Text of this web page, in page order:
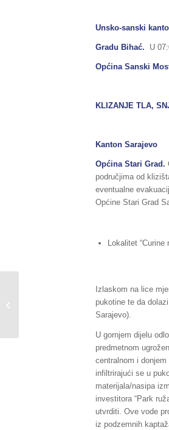
Unsko-sanski
Gradu Bihać. U
Općina Sanski
KLIZANJE TLA,
Kanton Sarajevo
Općina Stari Grad.
područjima od
eventualne
Općine Stari Grad
Lokalitet
Izlaskom na lice
pukotine te da
Sarajevo).
U gornjem dijelu
predmetnom
centralnom i
infiltrirajući se u
materijala/nasipa
investitora “Park
utvrditi. Ove vode
iz podzemnih